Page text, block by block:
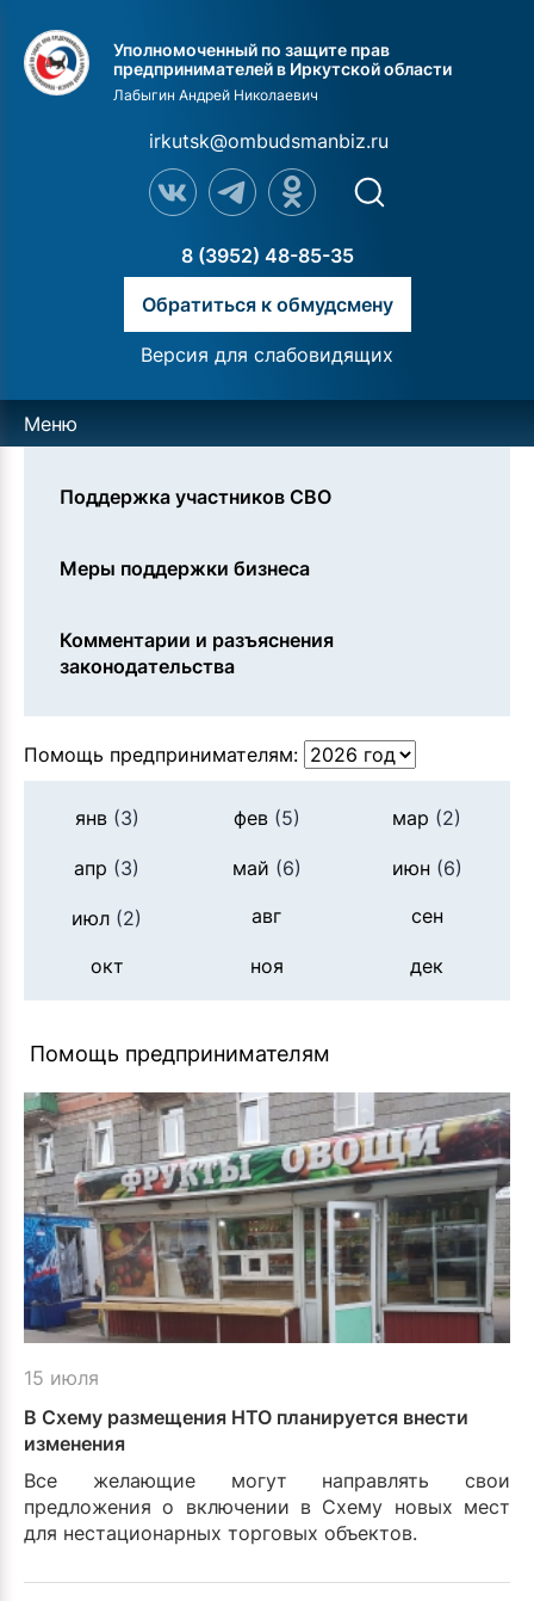
Уполномоченный по защите прав
предпринимателей в Иркутской области
Лабыгин Андрей Николаевич
irkutsk@ombudsmanbiz.ru
8 (3952) 48-85-35
Обратиться к обмудсмену
Версия для слабовидящих
Меню
Поддержка участников СВО
Меры поддержки бизнеса
Комментарии и разъяснения
законодательства
Помощь предпринимателям:
янв(3) фев(5) мар (2)
апр (3) май (6) июн (6)
июл (2) авг сен
окт ноя дек
Помощь предпринимателям
15 июля
В Схему размещения НТО планируется внести
изменения
Все желающие могут направлять свои
предложения о включении в Схему новых мест
для нестационарных торговых объектов.